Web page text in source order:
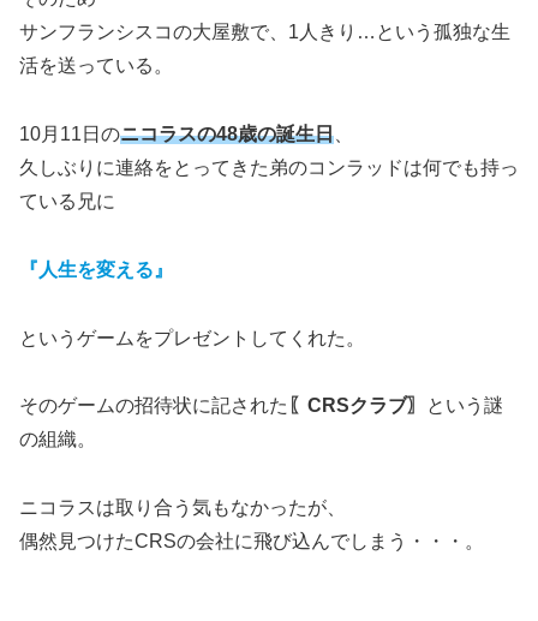
サンフランシスコの大屋敷で、1人きり…という孤独な生
活を送っている。
10月11日のニコラスの48歳の誕生日
久しぶりに連絡をとってきた弟のコンラッドは何でも持っ
ている兄に
『人生を変える』
というゲームをプレゼントしてくれた。
そのゲームの招待状に記された 〖CRSクラブ〗
という謎
の組織。
ニコラスは取り合う気もなかったが、
偶然見つけたCRSの会社に飛び込んでしまう・・・。